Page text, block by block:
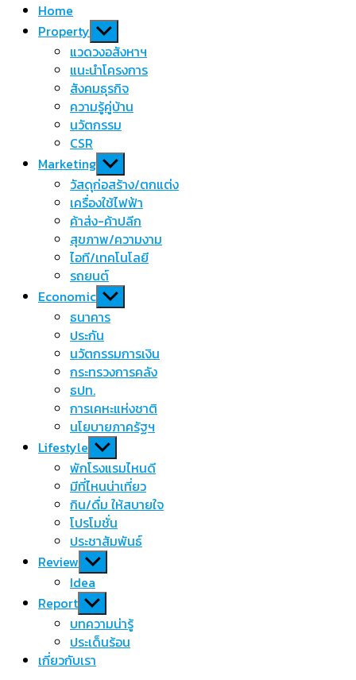
Home
Property Show
sub
menu
แวดวงอสังหาฯ
แนะนำโครงการ
สังคมธุรกิจ
ความรู้คู่บ้าน
นวัตกรรม
CSR
Marketing Show
sub
menu
วัสดุก่อสร้าง/ตกแต่ง
เครื่องใช้ไฟฟ้า
ค้าส่ง-ค้าปลีก
สุขภาพ/ความงาม
ไอที/เทคโนโลยี
รถยนต์
Economic Show
sub
menu
ธนาคาร
ประกัน
นวัตกรรมการเงิน
กระทรวงการคลัง
ธปท.
การเคหะแห่งชาติ
นโยบายภาครัฐฯ
Lifestyle Show
sub
menu
พักโรงแรมไหนดี
มีที่ไหนน่าเที่ยว
กิน/ดื่ม ให้สบายใจ
โปรโมชั่น
ประชาสัมพันธ์
Review Show
sub
menu
Idea
Report Show
sub
menu
บทความน่ารู้
ประเด็นร้อน
เกี่ยวกับเรา